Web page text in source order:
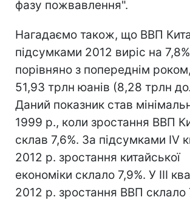
фазу пожвавлення".
Нагадаємо також, що ВВП
підсумками 2012 виріс на
порівняно з попереднім
51,93 трлн юанів (8,28 трлн
Даний показник став
1999 р., коли зростання ВВП
склав 7,6%. За підсумками IV
2012 р. зростання китайської
економіки склало 7,9%. У III
2012 р. зростання ВВП склало